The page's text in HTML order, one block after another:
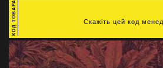
Скажіть цей код